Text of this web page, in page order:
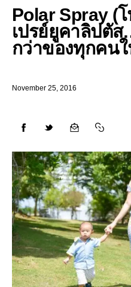
Polar Spray (
เปรย์ยูคาลิปตั
กว่าของทุกคน
November 25, 2016